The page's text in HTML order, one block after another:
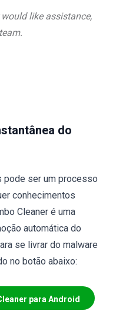
like assistance,
do
pode ser um processo
conhecimentos
Cleaner é uma
automática do
se livrar do malware
no botão abaixo:
para Android